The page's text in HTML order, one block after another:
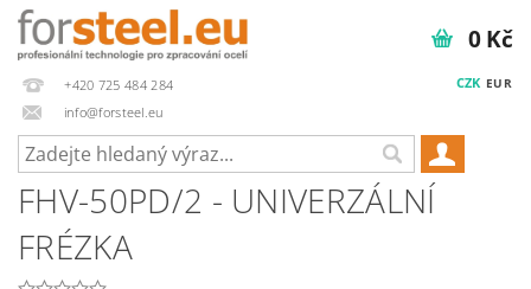
+420 725 484 284
info@forsteel.eu
CZK EUR
0 Kč
FHV-50PD/2 - UNIVERZÁLNÍ
FRÉZKA